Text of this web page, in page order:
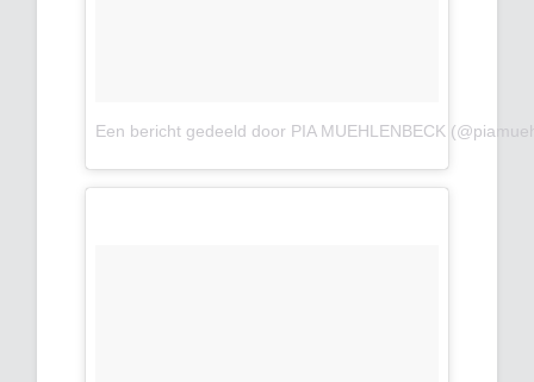
Een bericht gedeeld door PIA MUEHLENBECK